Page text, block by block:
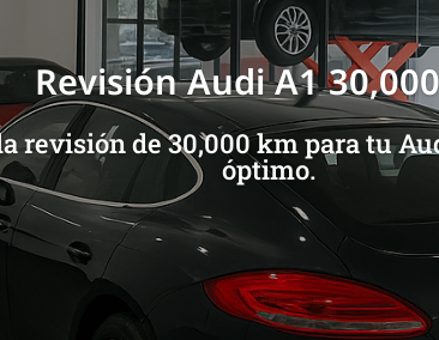
Revisión Audi A1
revisión de 30,000 km para tu
óptimo.